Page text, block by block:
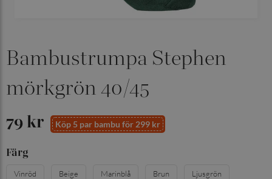
Bambustrumpa Stephen
mörkgrön 40/45
79 kr Köp 5 par bambu för 299 kr
Färg
Vinröd Beige Marinblå Brun Ljusgrön